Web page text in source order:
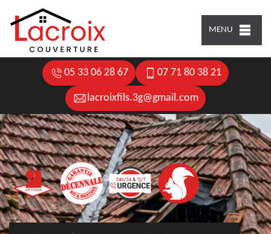
MENU
05 33 06 28 67 07 71 80 38 21
lacroixfils.3g@gmail.com